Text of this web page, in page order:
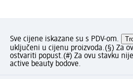
Sve cijene iskazane su s PDV-om.
uključeni u cijenu proizvoda.(§) Za
ostvariti popust.(#) Za ovu stavku
active beauty bodove.